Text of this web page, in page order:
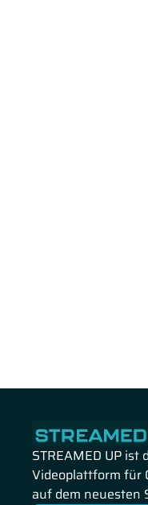
STREAMED UP
Videoplattform für
auf dem neuesten